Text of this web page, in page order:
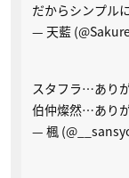
だからシンプル
— 天藍
スタフラ…あ
伯仲燦然…あ
— 楓